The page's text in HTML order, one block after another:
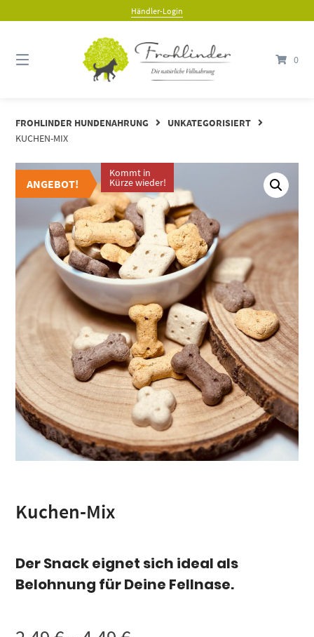
Händler-Login
0
FROHLINDER HUNDENAHRUNG
UNKATEGORISIERT
KUCHEN-MIX
ANGEBOT!
Kommt in
Kürze wieder!
Kuchen-Mix
Der Snack eignet sich ideal als
Belohnung für Deine Fellnase.